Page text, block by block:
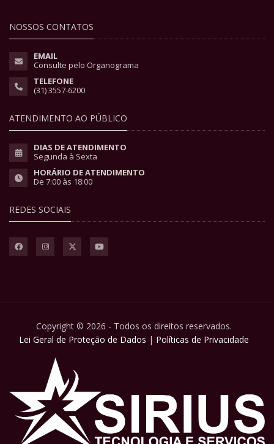
NOSSOS CONTATOS
EMAIL
Consulte pelo Organograma
TELEFONE
(31) 3557-6200
ATENDIMENTO AO PÚBLICO
DIAS DE ATENDIMENTO
Segunda à Sexta
HORÁRIO DE ATENDIMENTO
De 7:00 às 18:00
REDES SOCIAIS
Copyright © 2026 - Todos os direitos reservados.
Lei Geral de Proteção de Dados | Políticas de Privacidade